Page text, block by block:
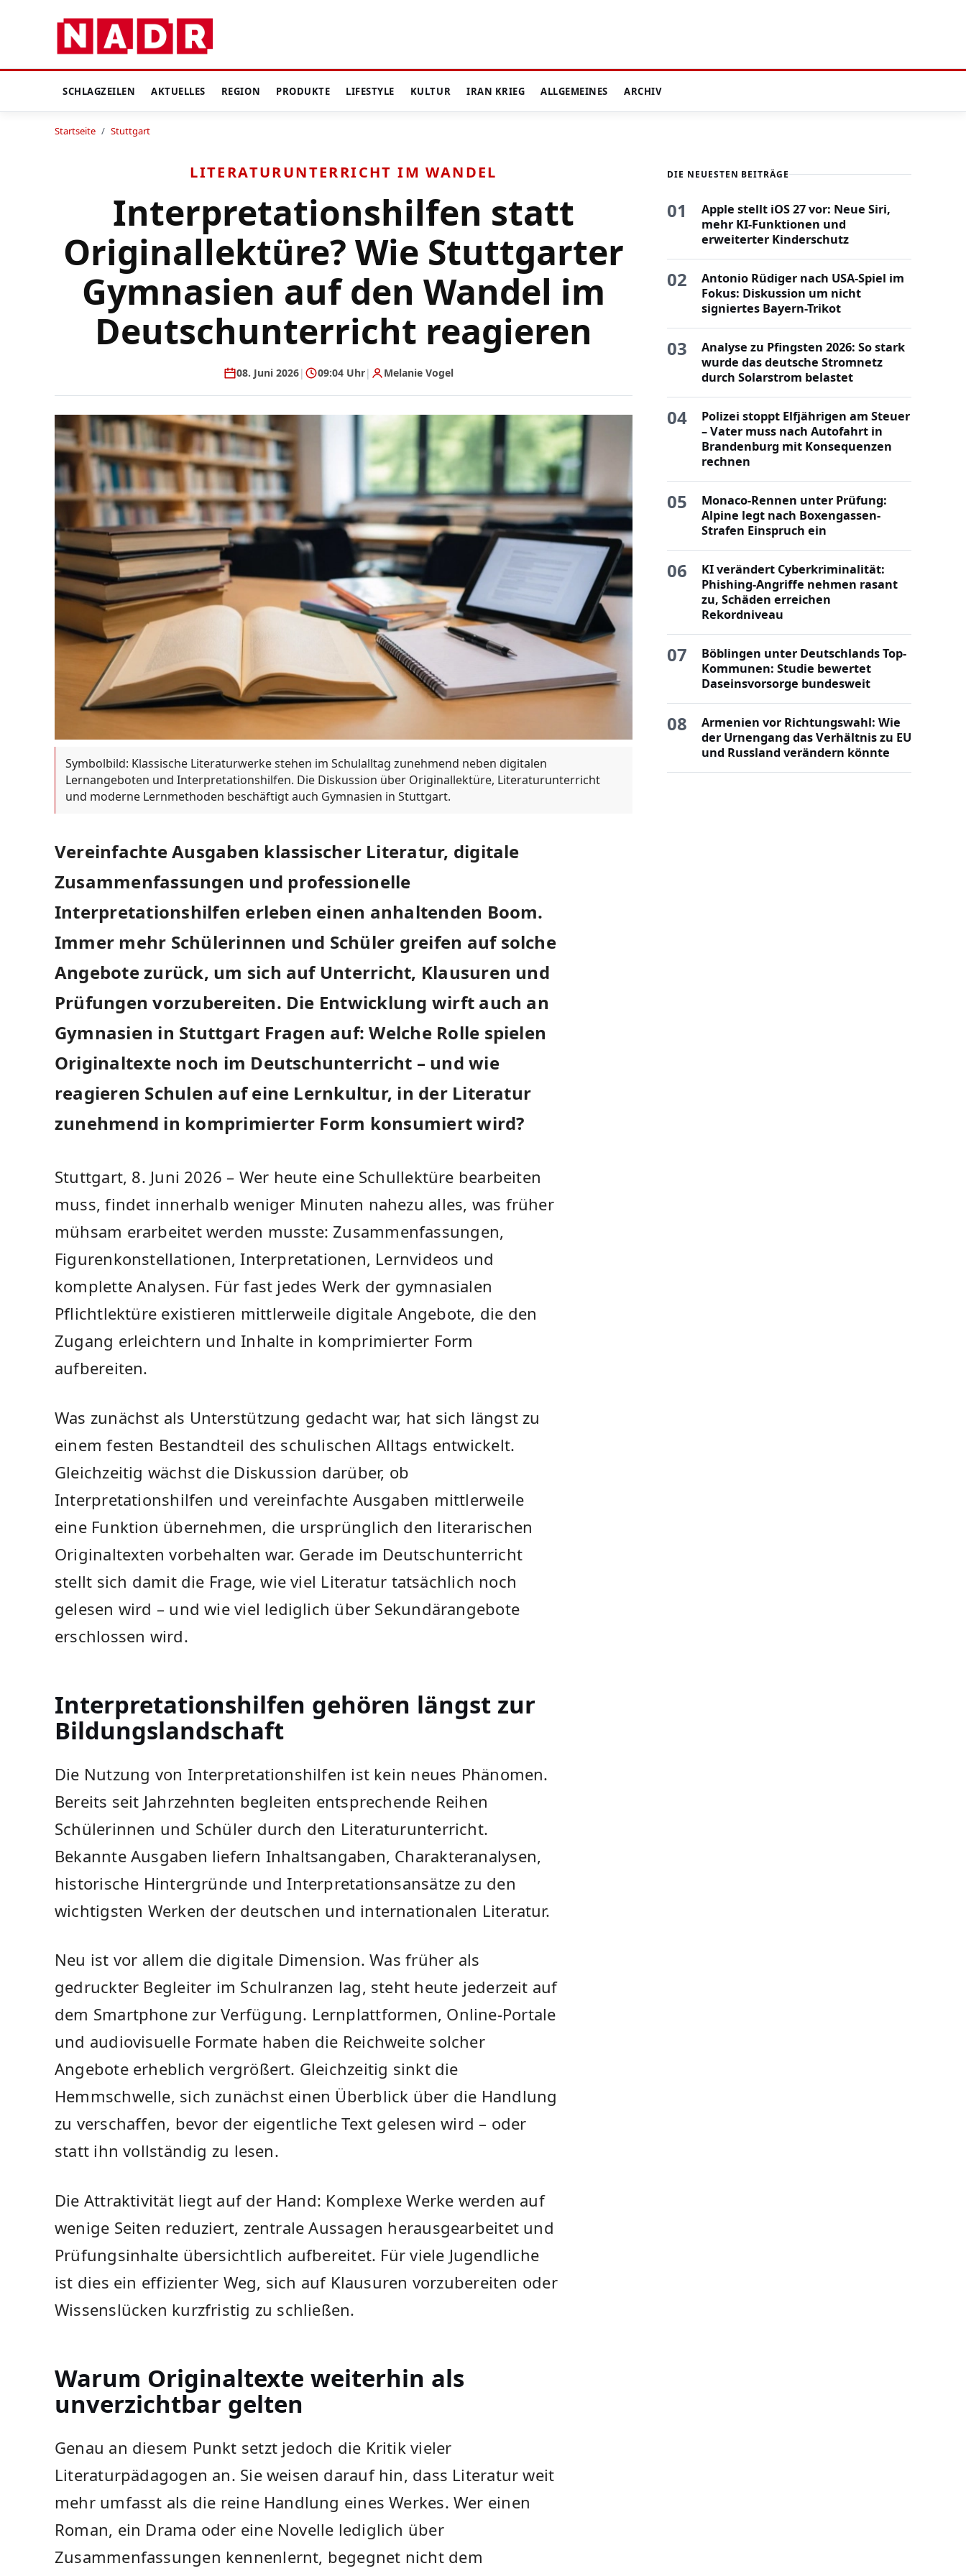
SCHLAGZEILEN AKTUELLES REGION PRODUKTE LIFESTYLE KULTUR IRAN KRIEG ALLGEMEINES ARCHIV
Startseite / Stuttgart
LITERATURUNTERRICHT IM WANDEL
Interpretationshilfen statt
Originallektüre? Wie Stuttgarter
Gymnasien auf den Wandel im
Deutschunterricht reagieren
08. Juni 2026| 09:04 Uhr| Melanie Vogel
Symbolbild: Klassische Literaturwerke stehen im Schulalltag zunehmend neben digitalen
Lernangeboten und Interpretationshilfen. Die Diskussion über Originallektüre, Literaturunterricht
und moderne Lernmethoden beschäftigt auch Gymnasien in Stuttgart.
Vereinfachte Ausgaben klassischer Literatur, digitale
Zusammenfassungen und professionelle
Interpretationshilfen erleben einen anhaltenden Boom.
Immer mehr Schülerinnen und Schüler greifen auf solche
Angebote zurück, um sich auf Unterricht, Klausuren und
Prüfungen vorzubereiten. Die Entwicklung wirft auch an
Gymnasien in Stuttgart Fragen auf: Welche Rolle spielen
Originaltexte noch im Deutschunterricht – und wie
reagieren Schulen auf eine Lernkultur, in der Literatur
zunehmend in komprimierter Form konsumiert wird?
Stuttgart, 8. Juni 2026 – Wer heute eine Schullektüre bearbeiten
muss, findet innerhalb weniger Minuten nahezu alles, was früher
mühsam erarbeitet werden musste: Zusammenfassungen,
Figurenkonstellationen, Interpretationen, Lernvideos und
komplette Analysen. Für fast jedes Werk der gymnasialen
Pflichtlektüre existieren mittlerweile digitale Angebote, die den
Zugang erleichtern und Inhalte in komprimierter Form
aufbereiten.
Was zunächst als Unterstützung gedacht war, hat sich längst zu
einem festen Bestandteil des schulischen Alltags entwickelt.
Gleichzeitig wächst die Diskussion darüber, ob
Interpretationshilfen und vereinfachte Ausgaben mittlerweile
eine Funktion übernehmen, die ursprünglich den literarischen
Originaltexten vorbehalten war. Gerade im Deutschunterricht
stellt sich damit die Frage, wie viel Literatur tatsächlich noch
gelesen wird – und wie viel lediglich über Sekundärangebote
erschlossen wird.
Interpretationshilfen gehören längst zur
Bildungslandschaft
Die Nutzung von Interpretationshilfen ist kein neues Phänomen.
Bereits seit Jahrzehnten begleiten entsprechende Reihen
Schülerinnen und Schüler durch den Literaturunterricht.
Bekannte Ausgaben liefern Inhaltsangaben, Charakteranalysen,
historische Hintergründe und Interpretationsansätze zu den
wichtigsten Werken der deutschen und internationalen Literatur.
Neu ist vor allem die digitale Dimension. Was früher als
gedruckter Begleiter im Schulranzen lag, steht heute jederzeit auf
dem Smartphone zur Verfügung. Lernplattformen, Online-Portale
und audiovisuelle Formate haben die Reichweite solcher
Angebote erheblich vergrößert. Gleichzeitig sinkt die
Hemmschwelle, sich zunächst einen Überblick über die Handlung
zu verschaffen, bevor der eigentliche Text gelesen wird – oder
statt ihn vollständig zu lesen.
Die Attraktivität liegt auf der Hand: Komplexe Werke werden auf
wenige Seiten reduziert, zentrale Aussagen herausgearbeitet und
Prüfungsinhalte übersichtlich aufbereitet. Für viele Jugendliche
ist dies ein effizienter Weg, sich auf Klausuren vorzubereiten oder
Wissenslücken kurzfristig zu schließen.
Warum Originaltexte weiterhin als
unverzichtbar gelten
Genau an diesem Punkt setzt jedoch die Kritik vieler
Literaturpädagogen an. Sie weisen darauf hin, dass Literatur weit
mehr umfasst als die reine Handlung eines Werkes. Wer einen
Roman, ein Drama oder eine Novelle lediglich über
Zusammenfassungen kennenlernt, begegnet nicht dem
DIE NEUESTEN BEITRÄGE
01
Apple stellt iOS 27 vor: Neue Siri,
mehr KI-Funktionen und
erweiterter Kinderschutz
02
Antonio Rüdiger nach USA-Spiel im
Fokus: Diskussion um nicht
signiertes Bayern-Trikot
03
Analyse zu Pfingsten 2026: So stark
wurde das deutsche Stromnetz
durch Solarstrom belastet
04
Polizei stoppt Elfjährigen am Steuer
– Vater muss nach Autofahrt in
Brandenburg mit Konsequenzen
rechnen
05
Monaco-Rennen unter Prüfung:
Alpine legt nach Boxengassen-
Strafen Einspruch ein
06
KI verändert Cyberkriminalität:
Phishing-Angriffe nehmen rasant
zu, Schäden erreichen
Rekordniveau
07
Böblingen unter Deutschlands Top-
Kommunen: Studie bewertet
Daseinsvorsorge bundesweit
08
Armenien vor Richtungswahl: Wie
der Urnengang das Verhältnis zu EU
und Russland verändern könnte